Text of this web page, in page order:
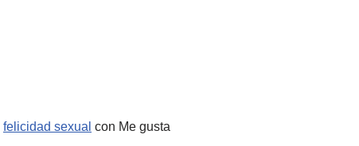
felicidad sexual con Me gusta